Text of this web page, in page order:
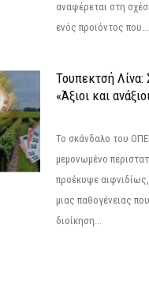
αναφέρεται στη
ενός προϊόντος που...
Τουπεκτσή
«Άξιοι και
Το σκάνδαλο του
μεμονωμένο
προέκυψε
μιας παθογένειας
διοίκηση...